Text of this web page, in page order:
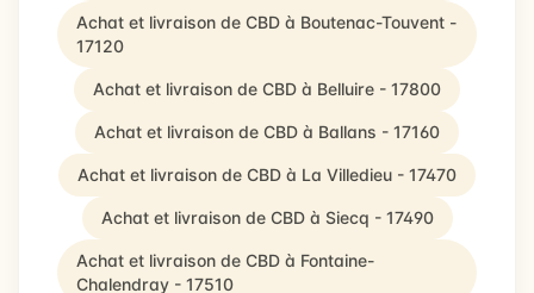
Achat et livraison de CBD à Boutenac-Touvent -
17120
Achat et livraison de CBD à Belluire - 17800
Achat et livraison de CBD à Ballans - 17160
Achat et livraison de CBD à La Villedieu - 17470
Achat et livraison de CBD à Siecq - 17490
Achat et livraison de CBD à Fontaine-
Chalendray - 17510